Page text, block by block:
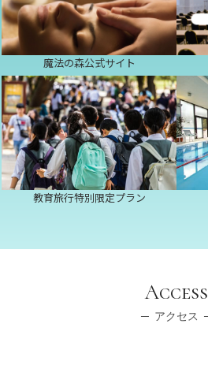
魔法の森公式サイト
教育旅行特別限定プラン
Access
アクセス